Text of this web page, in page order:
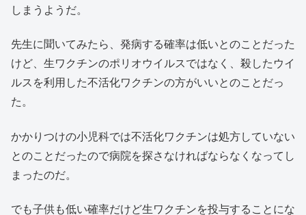
しまうようだ。
先生に聞いてみたら、発病する確率は低いとのことだった
けど、生ワクチンのポリオウイルスではなく、殺したウイ
ルスを利用した不活化ワクチンの方がいいとのことだっ
た。
かかりつけの小児科では不活化ワクチンは処方していない
とのことだったので病院を探さなければならなくなってし
まったのだ。
でも子供も低い確率だけど生ワクチンを投与することにな